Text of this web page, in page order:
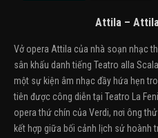
Attila –
Vở opera Attila của nhà soạn nhạc
sân khấu danh tiếng Teatro alla
một sự kiện âm nhạc đầy hứa hẹn
tiên được công diễn tại Teatro La
opera thứ chín của Verdi, nơi ông
kết hợp giữa bối cảnh lịch sử hoành